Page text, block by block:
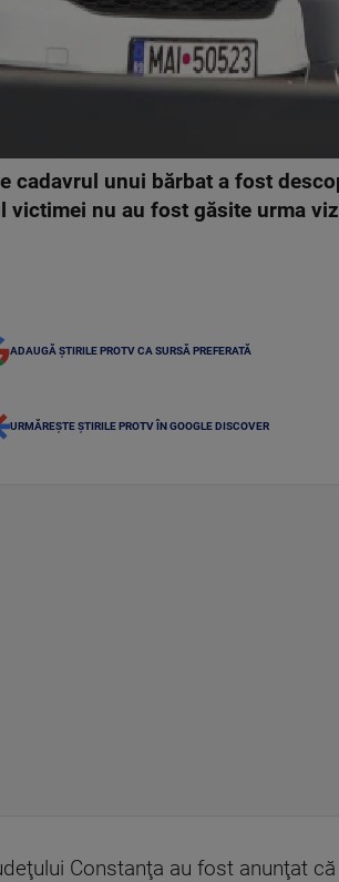
cadavrul unui bărbat a fost
victimei nu au fost găsite urma
ADAUGĂ ȘTIRILE PROTV CA SURSĂ PREFERATĂ
URMĂREȘTE ȘTIRILE PROTV ÎN GOOGLE DISCOVER
Constanţa au fost anunţat